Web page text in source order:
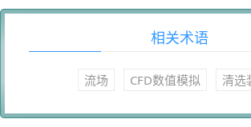
相关术语
流场 CFD数值模拟 清选